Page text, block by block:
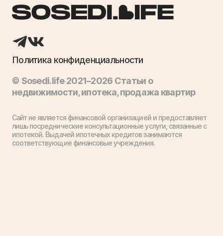
Политика конфиденциальности
© Sosedi.life 2021–2026 Статьи о
недвижимости, ипотека, продажа квартир
Сайт не является финансовой организацией и предоставляет
лишь посреднические консультационные услуги, связанные с
ипотекой. Выдачей ипотечных кредитов занимаются
соответствующие финансовые учреждения.